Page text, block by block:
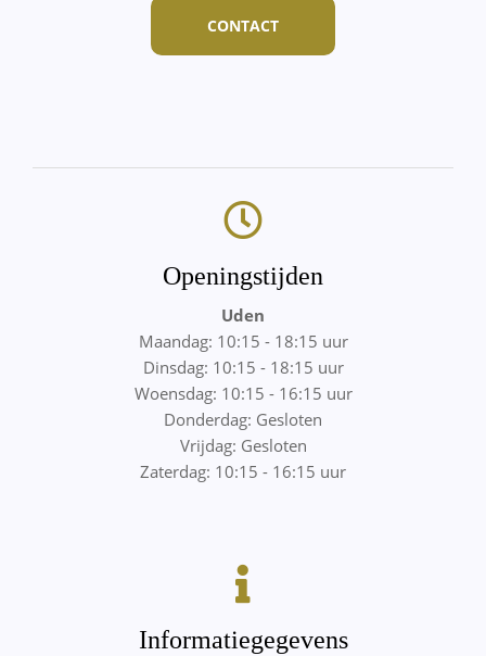
CONTACT
Openingstijden
Uden
Maandag: 10:15 - 18:15 uur
Dinsdag: 10:15 - 18:15 uur
Woensdag: 10:15 - 16:15 uur
Donderdag: Gesloten
Vrijdag: Gesloten
Zaterdag: 10:15 - 16:15 uur
Informatiegegevens